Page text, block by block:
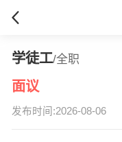
学徒工/全职
面议
发布时间:2026-08-06